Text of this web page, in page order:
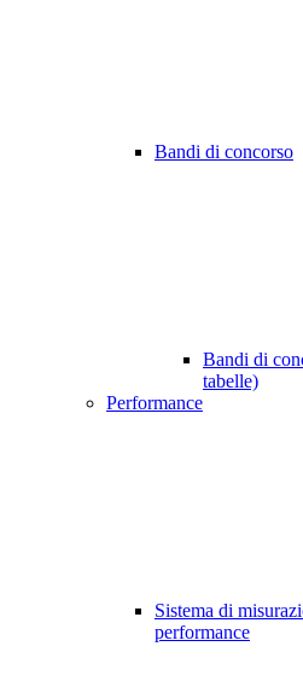
Bandi di concorso
Bandi di
tabelle)
Performance
Sistema di
performance